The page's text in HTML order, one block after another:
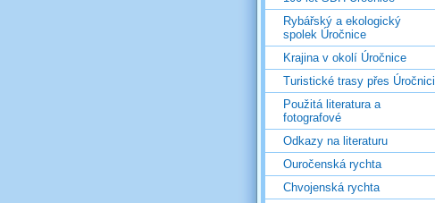
Rybářský a ekologický
spolek Úročnice
Krajina v okolí Úročnice
Turistické trasy přes Úročnici
Použitá literatura a
fotografové
Odkazy na literaturu
Ouročenská rychta
Chvojenská rychta